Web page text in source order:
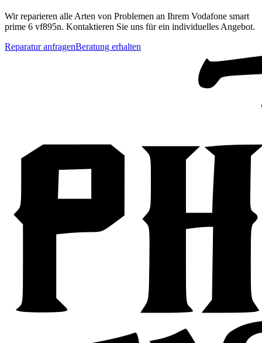
Wir reparieren alle Arten von Problemen an Ihrem Vodafone smart
prime 6 vf895n. Kontaktieren Sie uns für ein individuelles Angebot.
Reparatur anfragenBeratung erhalten